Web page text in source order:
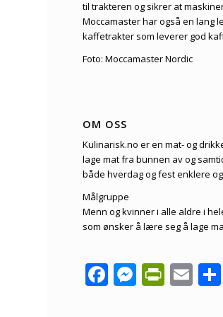
til trakteren og sikrer at
Moccamaster har også en lang
kaffetrakter som leverer god
Foto: Moccamaster Nordic
OM OSS
Kulinarisk.no er en mat- og
lage mat fra bunnen av og
både hverdag og fest enklere
Målgruppe
Menn og kvinner i alle aldre i
som ønsker å lære seg å lage
Facebook